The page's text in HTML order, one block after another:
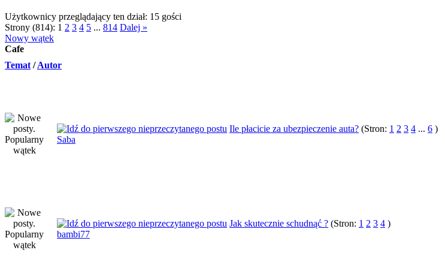
Użytkownicy przeglądający ten dział: 15 gości
Strony (814): 1 2 3 4 5 ... 814 Dalej »
Nowy wątek
Cafe
Temat /Autor
Ile płacicie za ubezpieczenie auta? (Stron: 1 2 3 4 ... 6 )
Saba
Jak skutecznie schudnąć ? (Stron: 1 2 3 4 )
bambi77